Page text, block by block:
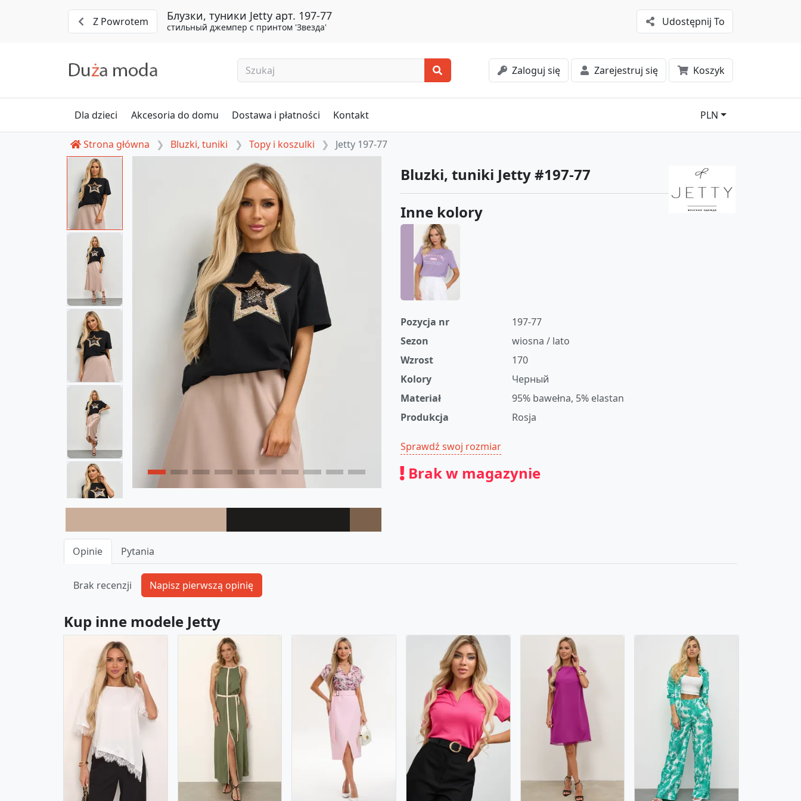
Z Powrotem Блузки, туники Jetty арт. 197-77
стильный джемпер с принтом 'Звезда' Udostępnij To
Zaloguj się Zarejestruj się Koszyk
Dla dzieci Akcesoria do domu Dostawa i płatności Kontakt PLN
Strona główna Bluzki, tuniki Topy i koszulki Jetty 197-77
Bluzki, tuniki Jetty #197-77
Inne kolory
Pozycja nr
197-77
Sezon
wiosna / lato
Wzrost
170
Kolory
Черный
Materiał
95% bawełna, 5% elastan
Produkcja
Rosja
Sprawdź swoj rozmiar
Brak w magazynie
Opinie Pytania
Brak recenzji
Kup inne modele Jetty